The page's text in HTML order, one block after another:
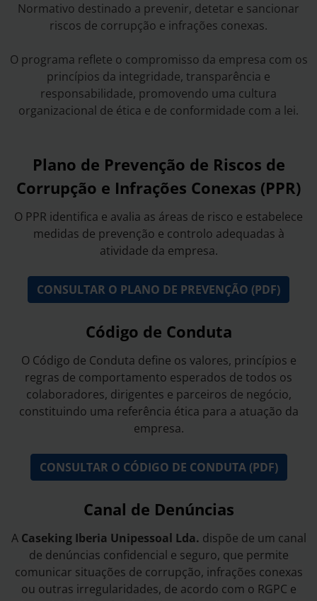
Normativo destinado a prevenir, detetar e sancionar
riscos de corrupção e infrações conexas.
O programa reflete o compromisso da empresa com os
princípios da integridade, transparência e
responsabilidade, promovendo uma cultura
organizacional de ética e de conformidade com a lei.
Plano de Prevenção de Riscos de
Corrupção e Infrações Conexas (PPR)
O PPR identifica e avalia as áreas de risco e estabelece
medidas de prevenção e controlo adequadas à
atividade da empresa.
CONSULTAR O PLANO DE PREVENÇÃO (PDF)
Código de Conduta
O Código de Conduta define os valores, princípios e
regras de comportamento esperados de todos os
colaboradores, dirigentes e parceiros de negócio,
constituindo uma referência ética para a atuação da
empresa.
CONSULTAR O CÓDIGO DE CONDUTA (PDF)
Canal de Denúncias
A Caseking Iberia Unipessoal Lda. dispõe de um canal
de denúncias confidencial e seguro, que permite
comunicar situações de corrupção, infrações conexas
ou outras irregularidades, de acordo com o RGPC e